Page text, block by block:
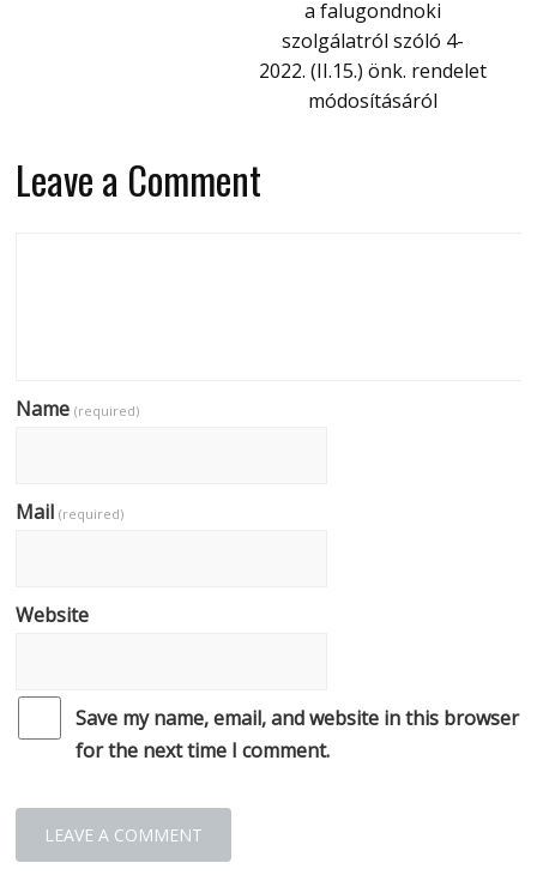
a falugondnoki
szolgálatról szóló 4-
2022. (II.15.) önk. rendelet
módosításáról
Leave a Comment
Name(required)
Mail(required)
Website
Save my name, email, and website in this browser
for the next time I comment.